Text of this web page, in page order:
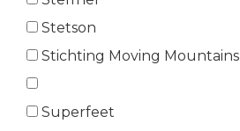
Stetson
Stichting Moving Mountains
Superfeet